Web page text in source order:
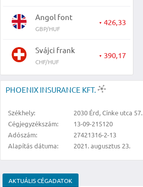
Angol font
GBP/HUF
▼ 426,33
Svájci frank
CHF/HUF
▼ 390,17
PHOENIX INSURANCE KFT.
Székhely:
2030 Érd, Cinke utca 57.
Cégjegyzékszám:
13-09-215120
Adószám:
27421316-2-13
Alapítás dátuma:
2021. augusztus 23.
AKTUÁLIS CÉGADATOK